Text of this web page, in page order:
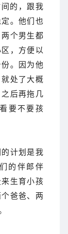
的，跟我
。他们也
个男生都
，方便以
。因为他
处了大概
后再拖几
要不要孩
计划是我
的伴郎伴
生育小孩
爸爸、两